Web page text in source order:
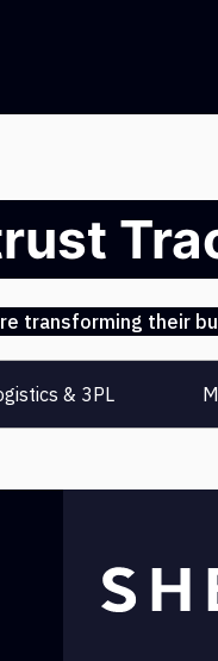
transforming their
& 3PL